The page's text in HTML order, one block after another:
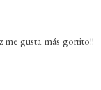
me gusta más gorrito!!